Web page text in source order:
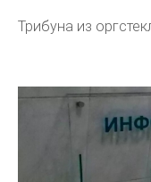
Трибуна из